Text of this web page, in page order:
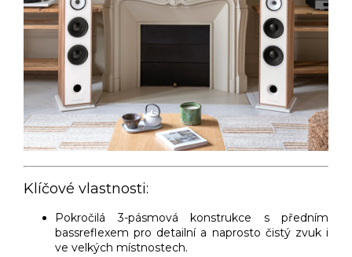
Klíčové vlastnosti:
Pokročilá 3-pásmová konstrukce s předním
bassreflexem pro detailní a naprosto čistý zvuk i
ve velkých místnostech.